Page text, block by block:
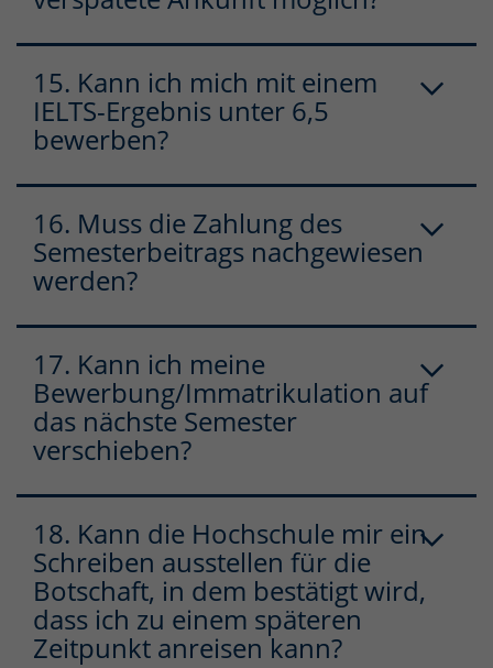
15. Kann ich mich mit einem
IELTS-Ergebnis unter 6,5
bewerben?
16. Muss die Zahlung des
Semesterbeitrags nachgewiesen
werden?
17. Kann ich meine
Bewerbung/Immatrikulation auf
das nächste Semester
verschieben?
18. Kann die Hochschule mir ein
Schreiben ausstellen für die
Botschaft, in dem bestätigt wird,
dass ich zu einem späteren
Zeitpunkt anreisen kann?